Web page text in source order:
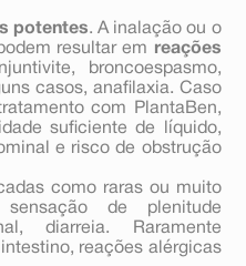
potentes. A inalação ou o
resultar em reações
broncoespasmo,
casos, anafilaxia. Caso
com PlantaBen,
suficiente de líquido,
e risco de obstrução
como raras ou muito
de plenitude
diarreia. Raramente
reações alérgicas